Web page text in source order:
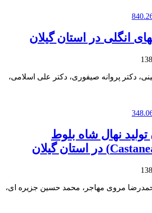
انگلی در استان گیلان
دکتر پروانه صیفوری، دکتر علی اسلامی،
نهال شاه بلوط
مروی مهاجر، محمد حسین جزیره ای،